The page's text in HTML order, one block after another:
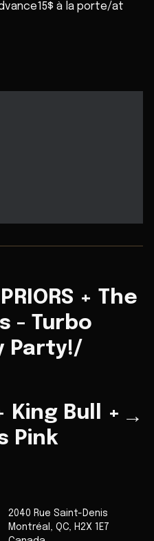
à la porte/at
+ The
- Turbo
Party!/
King Bull +
Pink
→
2040 Rue Saint-Denis
Montréal , QC, H2X 1E7